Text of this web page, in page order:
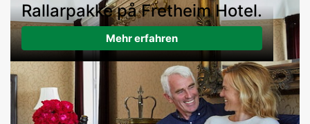
Rallarpakke på Fretheim Hotel.
Mehr erfahren